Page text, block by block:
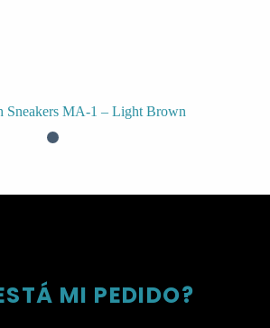
Sneakers MA-1 – Light Brown
MI PEDIDO?